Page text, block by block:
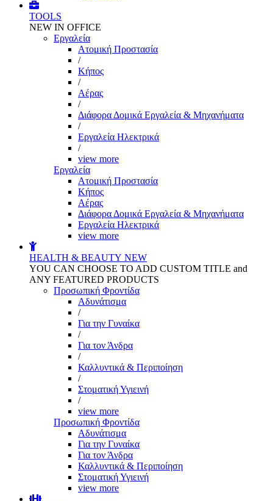
TOOLS
NEW IN OFFICE
Εργαλεία
Aτομική Προστασία
/
Kήπος
/
Αέρας
/
Διάφορα Δομικά Εργαλεία & Μηχανήματα
/
Εργαλεία Ηλεκτρικά
/
view more
Εργαλεία
Aτομική Προστασία
Kήπος
Αέρας
Διάφορα Δομικά Εργαλεία & Μηχανήματα
Εργαλεία Ηλεκτρικά
view more
HEALTH & BEAUTY NEW
YOU CAN CHOOSE TO ADD CUSTOM TITLE and
ANY FEATURED PRODUCTS
Προσωπική Φροντίδα
Αδυνάτισμα
/
Για την Γυναίκα
/
Για τον Άνδρα
/
Καλλυντικά & Περιποίηση
/
Στοματική Υγιεινή
/
view more
Προσωπική Φροντίδα
Αδυνάτισμα
Για την Γυναίκα
Για τον Άνδρα
Καλλυντικά & Περιποίηση
Στοματική Υγιεινή
view more